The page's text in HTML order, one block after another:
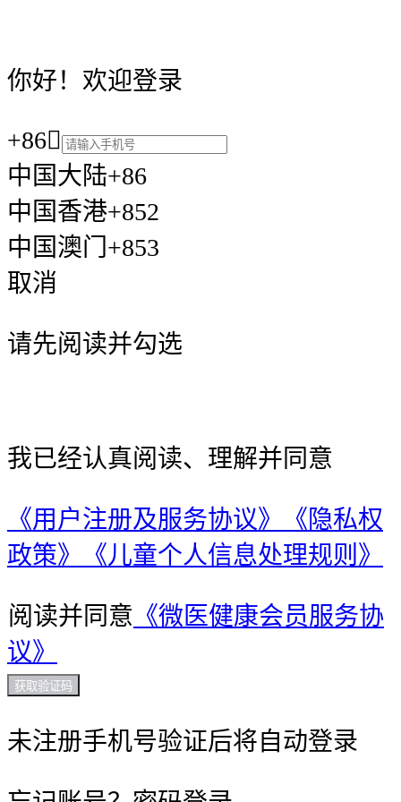
你好！欢迎登录
+86
中国大陆+86
中国香港+852
中国澳门+853
取消
请先阅读并勾选
我已经认真阅读、理解并同意
《用户注册及服务协议》
《隐私权
政策》
《儿童个人信息处理规则》
阅读并同意 《微医健康会员服务协
议》
获取验证码
未注册手机号验证后将自动登录